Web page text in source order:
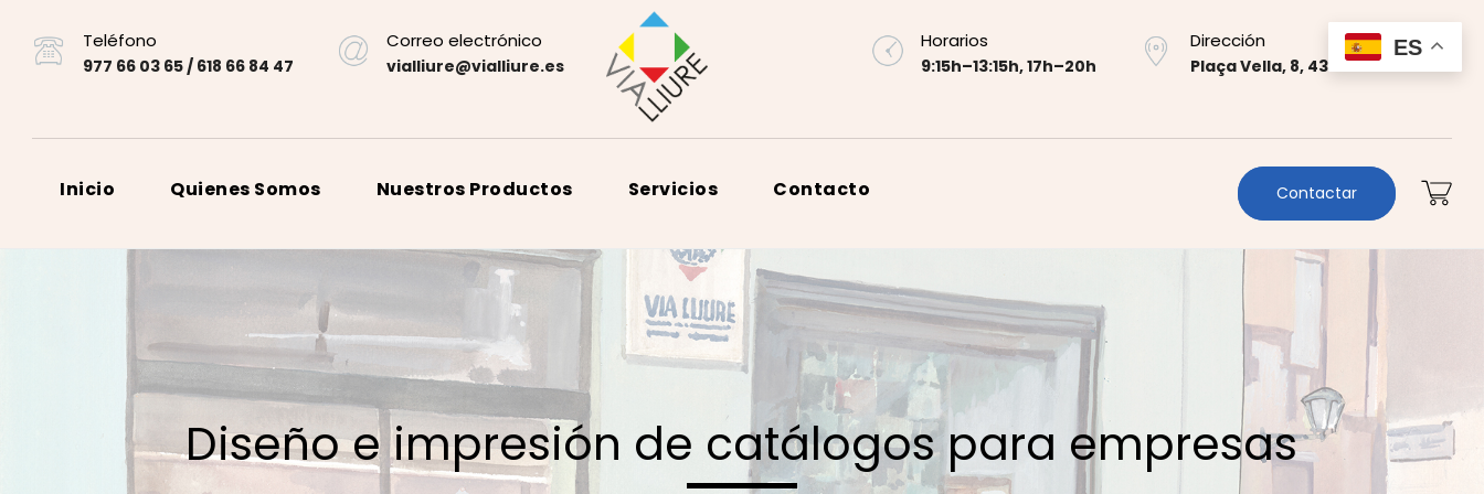
Teléfono
977 66 03 65 / 618 66 84 47
Correo electrónico
vialliure@vialliure.es
Horarios
9:15h–13:15h, 17h–20h
Dirección
Plaça Vella, 8, 43700 El Vendrell
Inicio Quienes Somos Nuestros Productos Servicios Contacto Contactar
Diseño e impresión de catálogos para empresas
ES